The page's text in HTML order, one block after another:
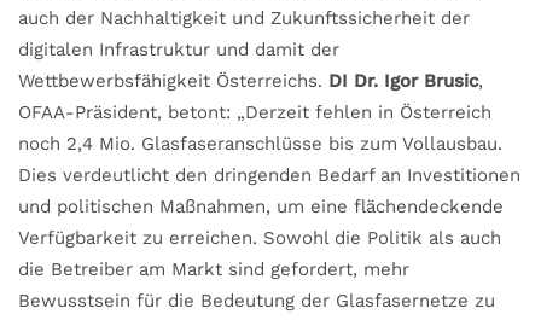
auch der Nachhaltigkeit und Zukunftssicherheit der
digitalen Infrastruktur und damit der
Wettbewerbsfähigkeit Österreichs. DI Dr. Igor Brusic,
OFAA-Präsident, betont: „Derzeit fehlen in Österreich
noch 2,4 Mio. Glasfaseranschlüsse bis zum Vollausbau.
Dies verdeutlicht den dringenden Bedarf an Investitionen
und politischen Maßnahmen, um eine flächendeckende
Verfügbarkeit zu erreichen. Sowohl die Politik als auch
die Betreiber am Markt sind gefordert, mehr
Bewusstsein für die Bedeutung der Glasfasernetze zu